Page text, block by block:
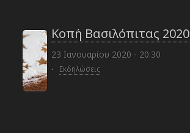
Κοπή Βασιλόπιτας 2020
23 Ιανουαρίου 2020 - 20:30
· Εκδηλώσεις